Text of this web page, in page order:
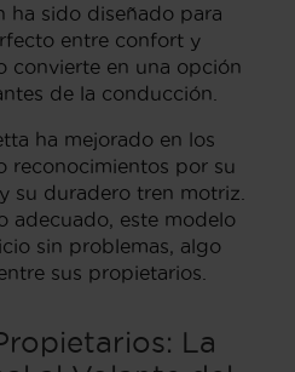
ha sido diseñado para
entre confort y
convierte en una opción
de la conducción.
ha mejorado en los
reconocimientos por su
su duradero tren motriz.
adecuado, este modelo
sin problemas, algo
sus propietarios.
La